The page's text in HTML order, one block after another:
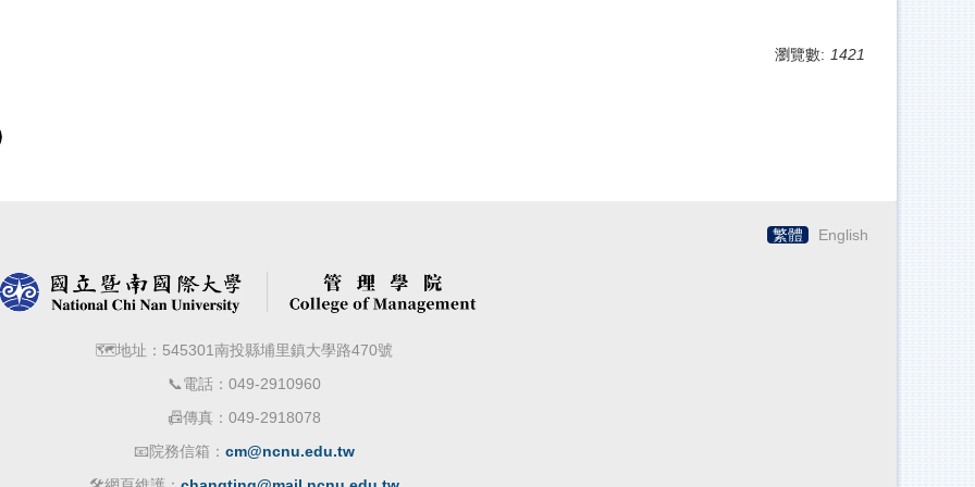
瀏覽數: 1421
繁體 English
🗺️地址：545301南投縣埔里鎮大學路470號
📞電話：049-2910960
📠傳真：049-2918078
📧院務信箱： cm@ncnu.edu.tw